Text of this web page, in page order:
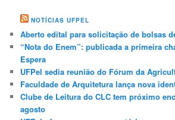
NOTÍCIAS UFPEL
Aberto edital para solicitação de bolsas
“Nota do Enem”: publicada a primeira
Espera
UFPel sedia reunião do Fórum da
Faculdade de Arquitetura lança nova
Clube de Leitura do CLC tem próximo
agosto